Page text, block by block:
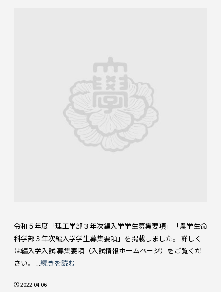
令和５年度「理工学部３年次編入学学生募集要項」「農学生命
科学部３年次編入学学生募集要項」を掲載しました。 詳しく
は編入学入試 募集要項（入試情報ホームページ）をご覧くだ
さい。 ...続きを読む
2022.04.06